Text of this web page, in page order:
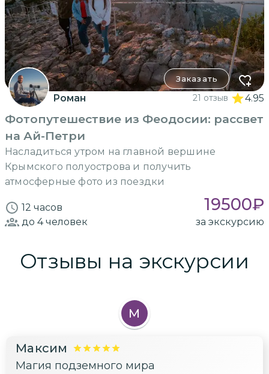
Заказать
Роман 21 отзыв 4.95
Фотопутешествие из Феодосии: рассвет
на Ай-Петри
Насладиться утром на главной вершине
Крымского полуострова и получить
атмосферные фото из поездки
12 часов 19500₽
до 4человек за экскурсию
Отзывы на экскурсии
М
Максим
Магия подземного мира